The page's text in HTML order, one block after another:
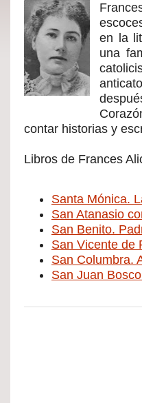
en la
una
contar historias y
Libros de Frances
Santa Mónica.
San Atanasio
San Benito.
San Vicente de
San Columbra.
San Juan